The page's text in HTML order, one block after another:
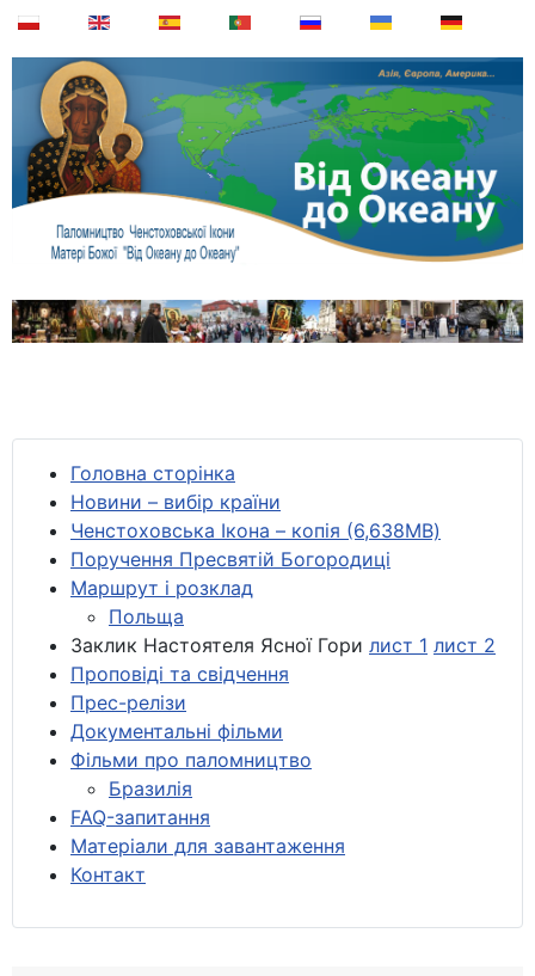
Головна сторінка
Новини – вибір країни
Ченстоховська Ікона – копія (6,638MB)
Поручення Пресвятій Богородиці
Маршрут і розклад
Польща
Заклик Настоятеля Ясної Гори лист 1 лист 2
Проповіді та свідчення
Прес-релізи
Документальні фільми
Фільми про паломництво
Бразилія
FAQ-запитання
Матеріали для завантаження
Контакт